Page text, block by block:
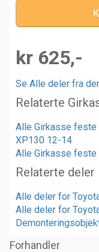
kr 625,-
Se Alle deler fra
Relaterte
Alle Girkasse feste
XP130 12-14
Alle Girkasse
Relaterte deler
Alle deler for
Alle deler for
Forhandler